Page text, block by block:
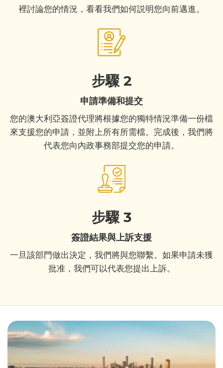
裡討論您的情況，看看我們如何説明您向前邁進。
步驟 2
申請準備和提交
您的澳大利亞簽證代理將根據您的獨特情況準備一份檔
來支援您的申請，並附上所有所需檔。完成後，我們將
代表您向內政事務部提交您的申請。
步驟 3
簽證結果與上訴支援
一旦該部門做出決定，我們將與您聯繫。如果申請未獲
批准，我們可以代表您提出上訴。